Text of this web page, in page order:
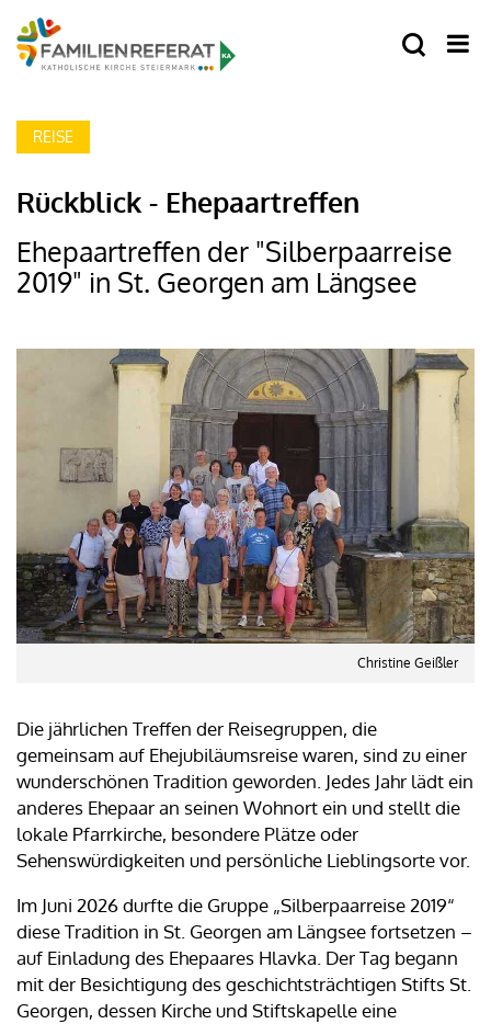
REISE
Rückblick - Ehepaartreffen
Ehepaartreffen der "Silberpaarreise
2019" in St. Georgen am Längsee
Christine Geißler
Die jährlichen Treffen der Reisegruppen, die
gemeinsam auf Ehejubiläumsreise waren, sind zu einer
wunderschönen Tradition geworden. Jedes Jahr lädt ein
anderes Ehepaar an seinen Wohnort ein und stellt die
lokale Pfarrkirche, besondere Plätze oder
Sehenswürdigkeiten und persönliche Lieblingsorte vor.
Im Juni 2026 durfte die Gruppe „Silberpaarreise 2019“
diese Tradition in St. Georgen am Längsee fortsetzen –
auf Einladung des Ehepaares Hlavka. Der Tag begann
mit der Besichtigung des geschichtsträchtigen Stifts St.
Georgen, dessen Kirche und Stiftskapelle eine